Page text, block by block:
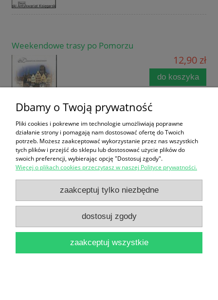
Weekendowe trasy po Pomorzu
12,90 zł
do koszyka
Atlas Wszechświata dla dzieci / Robert Burnham
19,90 zł
Dbamy o Twoją prywatność
Pliki cookies i pokrewne im technologie umożliwiają poprawne
działanie strony i pomagają nam dostosować ofertę do Twoich
potrzeb. Możesz zaakceptować wykorzystanie przez nas wszystkich
tych plików i przejść do sklepu lub dostosować użycie plików do
swoich preferencji, wybierając opcję "Dostosuj zgody".
Więcej o plikach cookies przeczytasz w naszej Polityce prywatności.
zaakceptuj tylko niezbędne
dostosuj zgody
zaakceptuj wszystkie